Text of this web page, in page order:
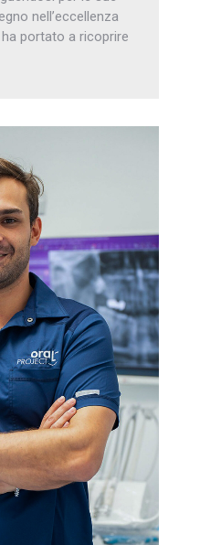
nell’eccellenza
portato a ricoprire